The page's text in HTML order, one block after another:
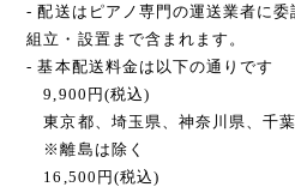
- 配送はピアノ専門の運送業者に
組立・設置まで含まれます。
- 基本配送料金は以下の通りです
9,900円(税込)
東京都、埼玉県、神奈川県、千
※離島は除く
16,500円(税込)